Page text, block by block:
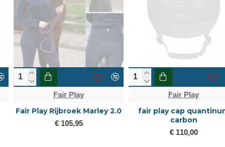
Fair Play
Fair Play Rijbroek Marley 2.0
€ 105,95
Fair Play
fair play cap quantinum
carbon
€ 110,00